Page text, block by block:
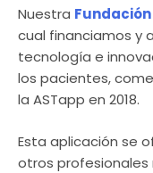
Nuestra Fundación
cual financiamos y
tecnología e
los pacientes,
la ASTapp en 2018.
Esta aplicación se
otros profesionales